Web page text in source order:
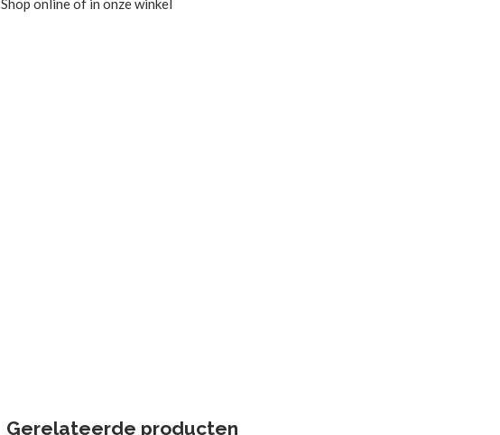
Shop online of in onze winkel
Gerelateerde producten